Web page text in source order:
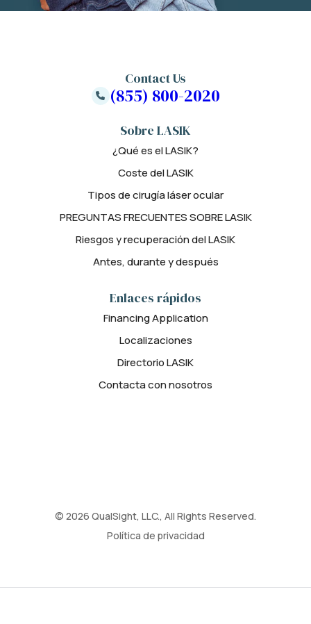
© 2026 QualSight, LLC., All Rights Reserved.
Política de privacidad
Sobre LASIK
¿Qué es el LASIK?
Coste del LASIK
Tipos de cirugía láser ocular
PREGUNTAS FRECUENTES SOBRE LASIK
Riesgos y recuperación del LASIK
Antes, durante y después
Enlaces rápidos
Financing Application
Localizaciones
Directorio LASIK
Contacta con nosotros
Contact Us
(855) 800-2020